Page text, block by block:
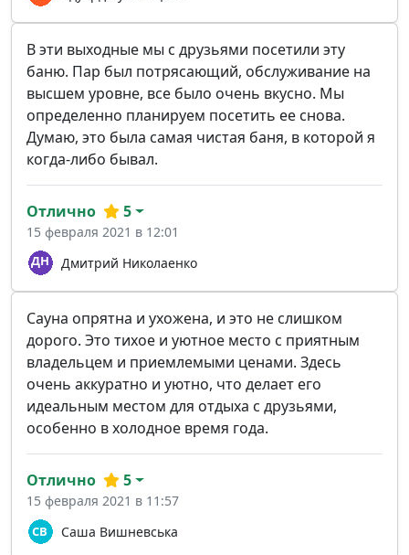
В эти выходные мы с друзьями посетили эту
баню. Пар был потрясающий, обслуживание на
высшем уровне, все было очень вкусно. Мы
определенно планируем посетить ее снова.
Думаю, это была самая чистая баня, в которой я
когда-либо бывал.
Дмитрий Николаенко
Отлично 5
15 февраля 2021 в 12:01
Сауна опрятна и ухожена, и это не слишком
дорого. Это тихое и уютное место с приятным
владельцем и приемлемыми ценами. Здесь
очень аккуратно и уютно, что делает его
идеальным местом для отдыха с друзьями,
особенно в холодное время года.
Саша Вишневська
Отлично 5
15 февраля 2021 в 11:57